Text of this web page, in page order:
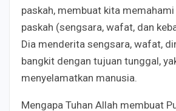
paskah, membuat kita
paskah (sengsara, wafat, dan
Dia menderita sengsara, wafat,
bangkit dengan tujuan tunggal,
menyelamatkan manusia.
Mengapa Tuhan Allah membuat